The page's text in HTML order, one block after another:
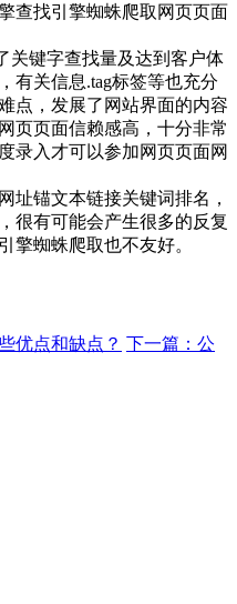
查找引擎蜘蛛爬取网页页面
关键字查找量及达到客户体
有关信息.tag标签等也充分
点，发展了网站界面的内容
页页面信赖感高，十分非常
录入才可以参加网页页面网
址锚文本链接关键词排名，
很有可能会产生很多的反复
擎蜘蛛爬取也不友好。
优点和缺点？ 下一篇：公